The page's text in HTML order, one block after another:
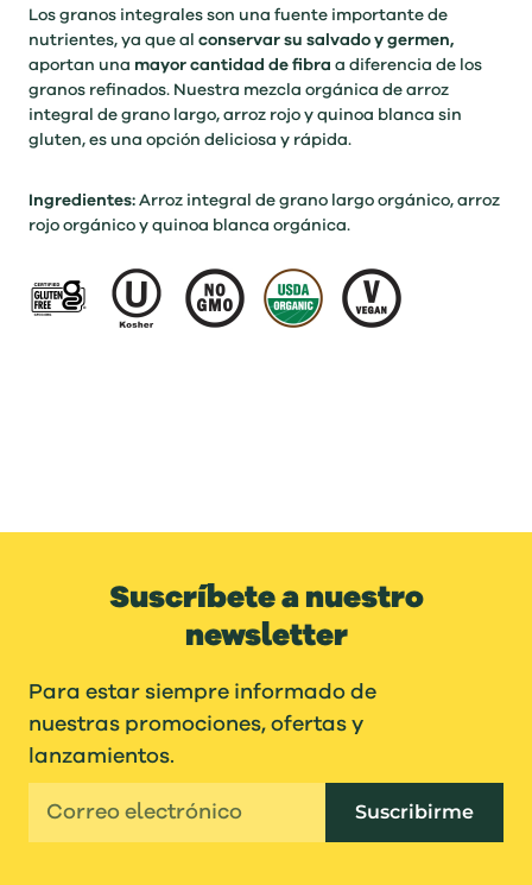
Los granos integrales son una fuente importante de
nutrientes, ya que al conservar su salvado y germen,
aportan una mayor cantidad de fibra a diferencia de los
granos refinados. Nuestra mezcla orgánica de arroz
integral de grano largo, arroz rojo y quinoa blanca sin
gluten, es una opción deliciosa y rápida.
Ingredientes: Arroz integral de grano largo orgánico, arroz
rojo orgánico y quinoa blanca orgánica.
Suscríbete a nuestro
newsletter
Para estar siempre informado de
nuestras promociones, ofertas y
lanzamientos.
Suscribirme